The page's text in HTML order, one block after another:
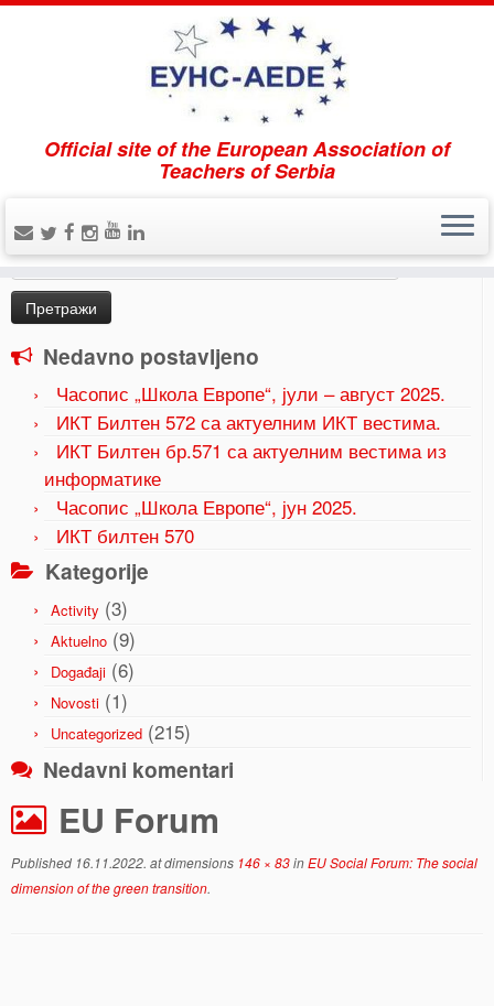
Official site of the European Association of
Teachers of Serbia
Home » EU Social Forum: The social dimension of the
EU Forum
Pretraži
Претрага
за:
Nedavno postavljeno
Часопис „Школа Европе“, јули – август 2025.
ИКТ Билтен 572 са актуелним ИКТ вестима.
ИКТ Билтен бр.571 са актуелним вестима из
информатике
Часопис „Школа Европе“, јун 2025.
ИКТ билтен 570
Kategorije
Activity (3)
Aktuelno (9)
Događaji (6)
Novosti (1)
Uncategorized (215)
Nedavni komentari
EU Forum
Published 16.11.2022. at dimensions 146 × 83inEU Social Forum: The social
dimension of the green transition.